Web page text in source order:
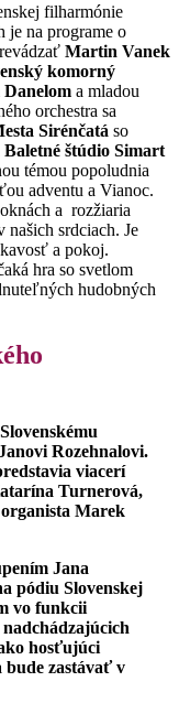
filharmónie
je na programe o
Martin Vanek
komorný
a mladou
orchestra sa
Sirénčatá so
Baletné štúdio Simart
témou popoludnia
adventu a Vianoc.
a rozžiaria
našich srdciach. Je
a pokoj.
hra so svetlom
hudobných
Rozehnalovi.
viacerí
Turnerová,
Marek
Jana
pódiu Slovenskej
vo funkcii
hosťujúci
bude zastávať v